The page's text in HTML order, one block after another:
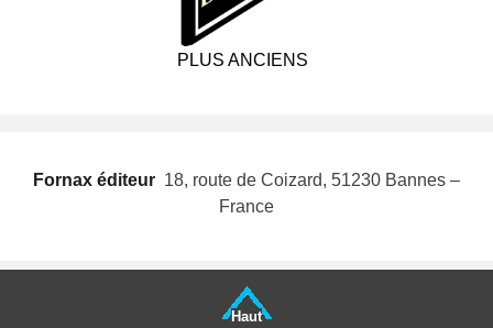
PLUS ANCIENS
Fornax éditeur  18, route de Coizard, 51230 Bannes –
France
Haut